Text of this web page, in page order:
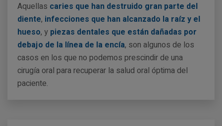
Aquellas caries que han destruido gran parte del
diente, infecciones que han alcanzado la raíz y el
hueso, y piezas dentales que están dañadas por
debajo de la línea de la encía, son algunos de los
casos en los que no podemos prescindir de una
cirugía oral para recuperar la salud oral óptima del
paciente.